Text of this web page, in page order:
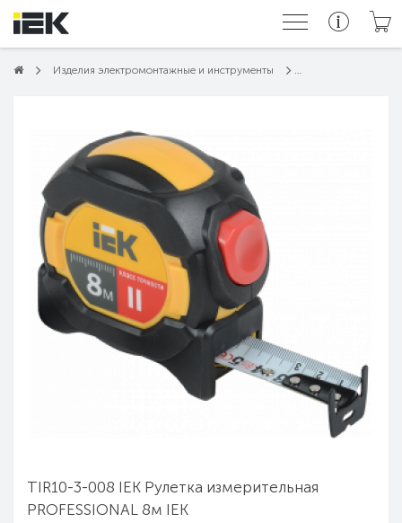
Изделия электромонтажные и инструменты
TIR10-3-008 IEK Рулетка измерительная
PROFESSIONAL 8м IEK